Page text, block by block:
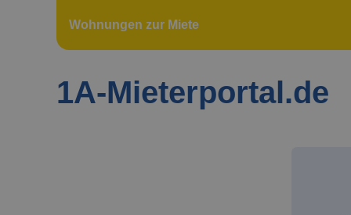
Wohnungen zur Miete
1A-Mieterportal.de